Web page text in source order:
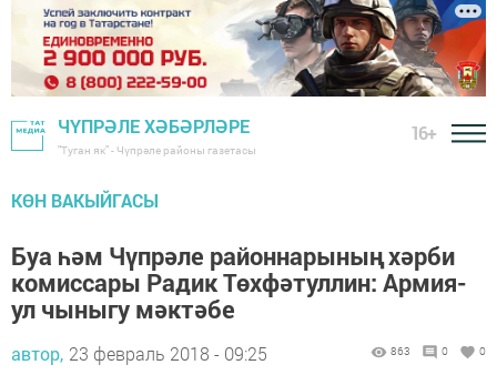
ЧҮПРӘЛЕ ХӘБӘРЛӘРЕ
"Туган як" - Чүпрәле районы газетасы
16+
КӨН ВАКЫЙГАСЫ
Буа һәм Чүпрәле районнарының хәрби
комиссары Радик Төхфәтуллин: Армия-
ул чыныгу мәктәбе
автор, 23 февраль 2018 - 09:25 863 0 0